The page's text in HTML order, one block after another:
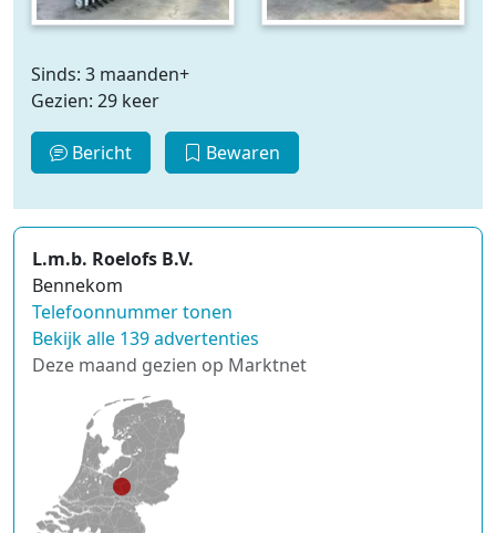
Sinds: 3 maanden+
Gezien: 29 keer
Bericht Bewaren
L.m.b. Roelofs B.V.
Bennekom
Telefoonnummer tonen
Bekijk alle 139 advertenties
Deze maand gezien op Marktnet